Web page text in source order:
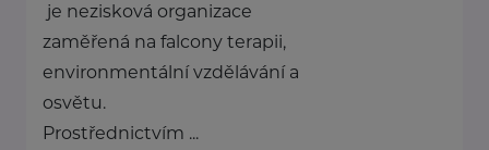
je nezisková organizace
zaměřená na falcony terapii,
environmentální vzdělávání a
osvětu.
Prostřednictvím ...